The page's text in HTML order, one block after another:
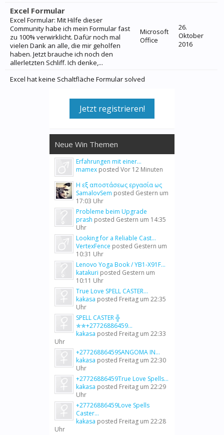
Excel Formular
Excel Formular: Mit Hilfe dieser
Community habe ich mein Formular fast
zu 100% verwirklicht. Dafür noch mal
vielen Dank an alle, die mir geholfen
haben. Jetzt brauche ich noch den
allerletzten Schliff. Ich denke,...
Microsoft
Office
26.
Oktober
2016
Excel hat keine Schaltfläche Formular solved
Jetzt registrieren!
Neue Win Themen
Erfahrungen mit einer...
mamex posted Vor 12 Minuten
Η εξ αποστάσεως εργασία ως
SamalovSem posted Gestern um
17:03 Uhr
Probleme beim Upgrade
prash posted Gestern um 14:35
Uhr
Looking for a Reliable Cast...
VertexFence posted Gestern um
10:31 Uhr
Lenovo Yoga Book / YB1-X91F...
katakuri posted Gestern um
10:11 Uhr
True Love SPELL CASTER...
kakasa posted Freitag um 22:35
Uhr
SPELL CASTER ╬
✯✯+27726886459...
kakasa posted Freitag um 22:33
Uhr
+27726886459SANGOMA IN...
kakasa posted Freitag um 22:30
Uhr
+27726886459True Love Spells...
kakasa posted Freitag um 22:29
Uhr
+27726886459Love Spells
Caster...
kakasa posted Freitag um 22:28
Uhr